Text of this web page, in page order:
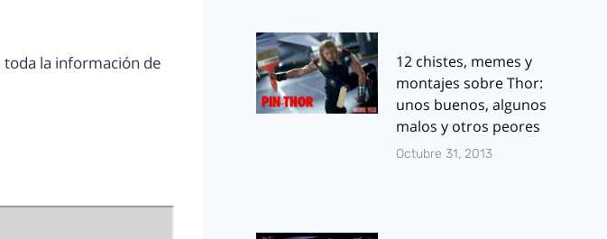
la información de
12 chistes, memes y
montajes sobre Thor:
unos buenos, algunos
malos y otros peores
Octubre 31, 2013